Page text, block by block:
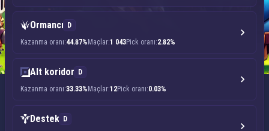
Ormancı
D
Kazanma oranı:44.87% Maçlar:1 043Pick oranı:2.82%
Alt koridor
D
Kazanma oranı:33.33% Maçlar:12Pick oranı:0.03%
Destek
D